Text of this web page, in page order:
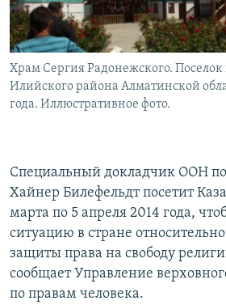
Храм Сергия Радонежского.
Илийского района Алматинской
года. Иллюстративное фото.
Специальный докладчик ООН по
Хайнер Билефельдт посетит
марта по 5 апреля 2014 года,
ситуацию в стране
защиты права на свободу
сообщает Управление
по правам человека.